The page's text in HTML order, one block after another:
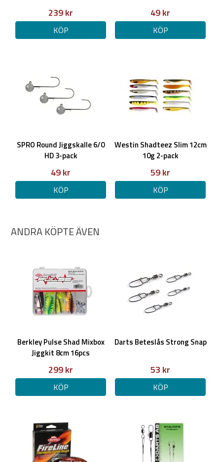
239 kr
KÖP
49 kr
KÖP
SPRO Round Jiggskalle 6/0
HD 3-pack
49 kr
KÖP
Westin Shadteez Slim 12cm
10g 2-pack
59 kr
KÖP
ANDRA KÖPTE ÄVEN
Berkley Pulse Shad Mixbox
Jiggkit 8cm 16pcs
299 kr
KÖP
Darts Beteslås Strong Snap
53 kr
KÖP